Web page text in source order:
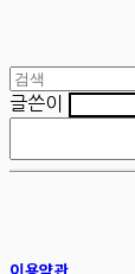
글쓴이